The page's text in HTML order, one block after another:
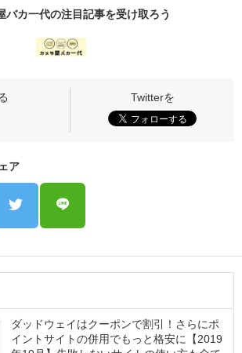
バカ一代の注目記事を受け取ろう
ア
ダッドウェイはクーポンで割引！さらにポ
イントサイトの併用でもっと格安に【2019